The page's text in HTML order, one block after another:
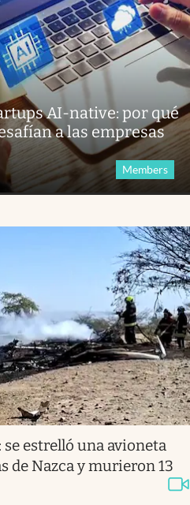
AI-native: por qué
a las empresas
Members
se estrelló una avioneta
de Nazca y murieron 13